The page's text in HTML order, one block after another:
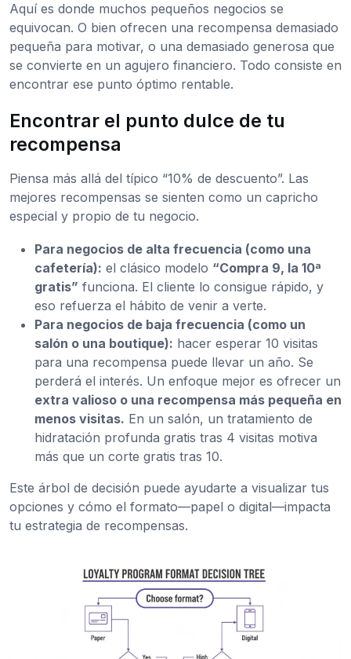
Aquí es donde muchos pequeños negocios se
equivocan. O bien ofrecen una recompensa demasiado
pequeña para motivar, o una demasiado generosa que
se convierte en un agujero financiero. Todo consiste en
encontrar ese punto óptimo rentable.
Encontrar el punto dulce de tu
recompensa
Piensa más allá del típico “10% de descuento”. Las
mejores recompensas se sienten como un capricho
especial y propio de tu negocio.
Para negocios de alta frecuencia (como una
cafetería): el clásico modelo “Compra 9, la 10ª
gratis” funciona. El cliente lo consigue rápido, y
eso refuerza el hábito de venir a verte.
Para negocios de baja frecuencia (como un
salón o una boutique): hacer esperar 10 visitas
para una recompensa puede llevar un año. Se
perderá el interés. Un enfoque mejor es ofrecer un
extra valioso o una recompensa más pequeña en
menos visitas. En un salón, un tratamiento de
hidratación profunda gratis tras 4 visitas motiva
más que un corte gratis tras 10.
Este árbol de decisión puede ayudarte a visualizar tus
opciones y cómo el formato—papel o digital—impacta
tu estrategia de recompensas.